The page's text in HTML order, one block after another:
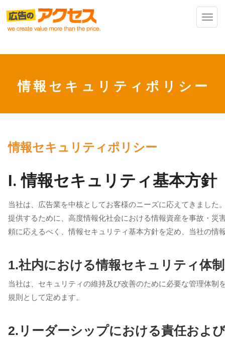
情報セキュリティポリシー
情報セキュリティポリシー
I. 情報セキュリティ基本方針
当社は、広告業を中核としてお客様のニーズに応えてきまし
提供するために、高度情報化社会における情報資産を事故・災
頼に応えるべく、情報セキュリティ基本方針を定め、当社の
1.社内における情報セキュリティ体
当社は、セキュリティの維持及び改善のために必要な管理体
規則として定めます。
2.リーダーシップにおける責任およ